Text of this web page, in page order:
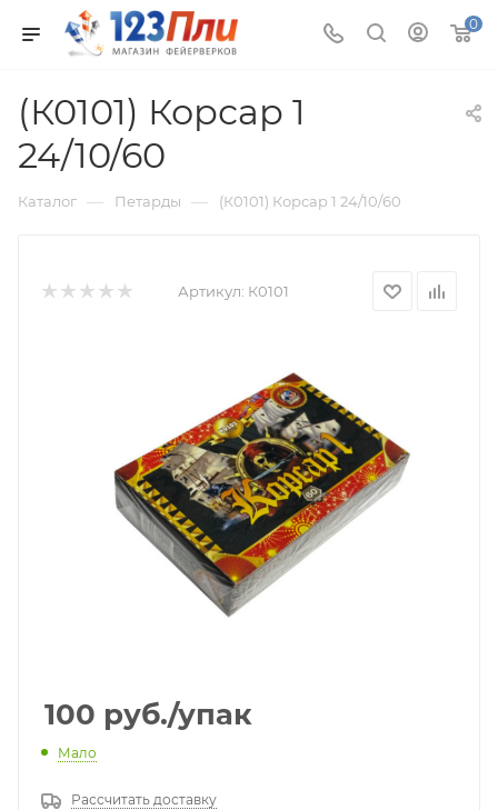
0
(К0101) Корсар 1
24/10/60
Каталог — Петарды — (К0101) Корсар 1 24/10/60
Артикул: К0101
100 руб./упак
Мало
Рассчитать доставку